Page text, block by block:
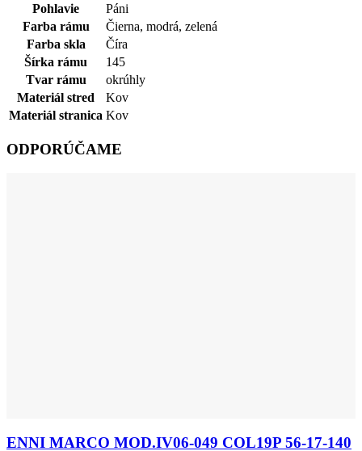
Pohlavie
Páni
Farba rámu
Čierna, modrá, zelená
Farba skla
Číra
Šírka rámu
145
Tvar rámu
okrúhly
Materiál stred
Kov
Materiál stranica Kov
ODPORÚČAME
ENNI MARCO MOD.IV06-049 COL19P 56-17-140